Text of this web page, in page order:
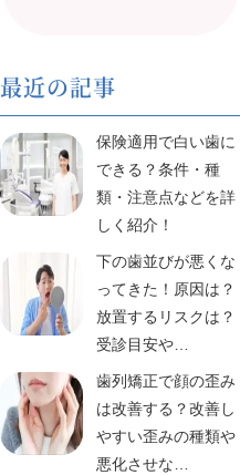
最近の記事
保険適用で白い歯に
できる？条件・種
類・注意点などを詳
しく紹介！
下の歯並びが悪くな
ってきた！原因は？
放置するリスクは？
受診目安や…
歯列矯正で顔の歪み
は改善する？改善し
やすい歪みの種類や
悪化させな…